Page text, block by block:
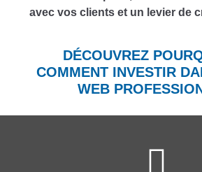
avec vos clients et un levier de
DÉCOUVREZ
COMMENT INVESTIR
WEB